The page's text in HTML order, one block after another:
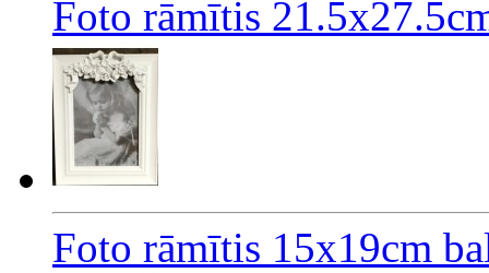
Foto rāmītis
Foto rāmītis 15x19cm